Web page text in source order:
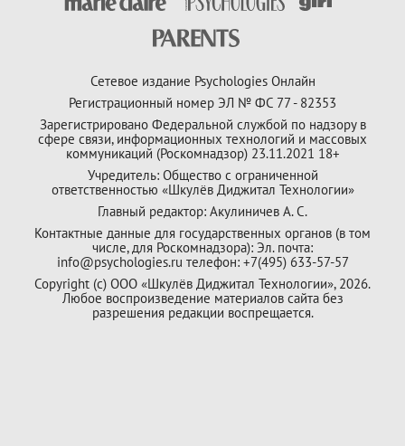
Сетевое издание Psychologies Онлайн
Регистрационный номер ЭЛ № ФС 77 - 82353
Зарегистрировано Федеральной службой по надзору в
сфере связи, информационных технологий и массовых
коммуникаций (Роскомнадзор) 23.11.2021 18+
Учредитель: Общество с ограниченной
ответственностью «Шкулёв Диджитал Технологии»
Главный редактор: Акулиничев А. С.
Контактные данные для государственных органов (в том
числе, для Роскомнадзора): Эл. почта:
info@psychologies.ru телефон: +7(495) 633-57-57
Copyright (с) ООО «Шкулёв Диджитал Технологии», 2026.
Любое воспроизведение материалов сайта без
разрешения редакции воспрещается.